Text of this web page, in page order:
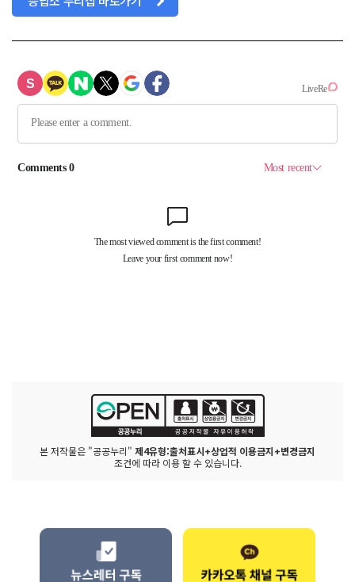
본 저작물은 "공공누리" 제4유형:출처표시+상업적 이용금지+변경금지
조건에 따라 이용 할 수 있습니다.